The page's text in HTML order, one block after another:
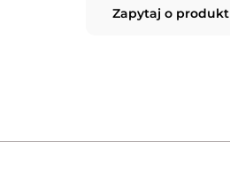
Zapytaj o produkt